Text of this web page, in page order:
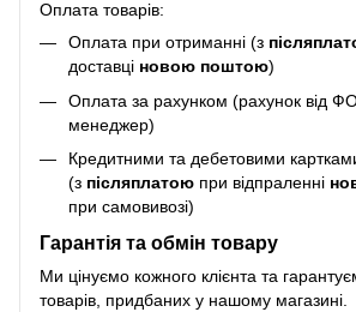
Оплата товарів:
Оплата при отриманні (з
доставці новою поштою)
Оплата за рахунком (рахунок від
менеджер)
Кредитними та дебетовими
(з післяплатою при відпраленні
при самовивозі)
Гарантія та обмін товару
Ми цінуємо кожного клієнта та
товарів, придбаних у нашому магазині.